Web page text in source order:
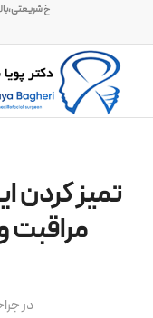
خ
تمیز کردن
مراقبت
در